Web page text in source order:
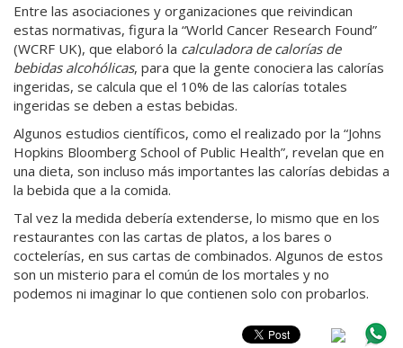
Entre las asociaciones y organizaciones que reivindican
estas normativas, figura la “World Cancer Research Found”
(WCRF UK), que elaboró la calculadora de calorías de
bebidas alcohólicas, para que la gente conociera las calorías
ingeridas, se calcula que el 10% de las calorías totales
ingeridas se deben a estas bebidas.
Algunos estudios científicos, como el realizado por la “Johns
Hopkins Bloomberg School of Public Health”, revelan que en
una dieta, son incluso más importantes las calorías debidas a
la bebida que a la comida.
Tal vez la medida debería extenderse, lo mismo que en los
restaurantes con las cartas de platos, a los bares o
coctelerías, en sus cartas de combinados. Algunos de estos
son un misterio para el común de los mortales y no
podemos ni imaginar lo que contienen solo con probarlos.